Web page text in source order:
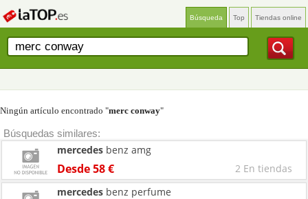
Búsqueda Top Tiendas online
Ningún artículo encontrado "merc conway"
Búsquedas similares:
Desde 58 € 2 En tiendas
mercedes benz amg
mercedes benz perfume